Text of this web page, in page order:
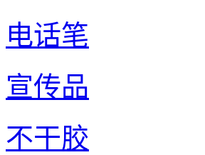
电话笔
宣传品
不干胶